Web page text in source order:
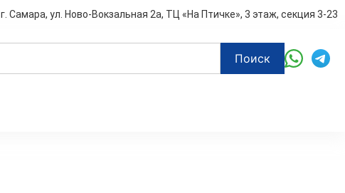
г. Самара, ул. Ново-Вокзальная 2а, ТЦ «На Птичке», 3 этаж, секция 3-23
Поиск